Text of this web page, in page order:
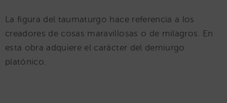
La figura del taumaturgo hace referencia a los
creadores de cosas maravillosas o de milagros. En
esta obra adquiere el carácter del demiurgo
platónico.